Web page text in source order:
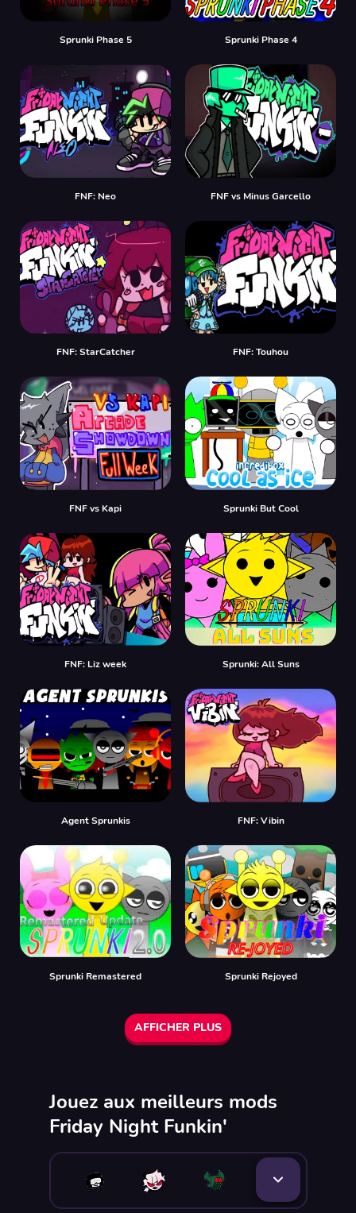
Sprunki Phase 5 Sprunki Phase 4
FNF: Neo FNF vs Minus Garcello
FNF: StarCatcher FNF: Touhou
FNF vs Kapi Sprunki But Cool
FNF: Liz week Sprunki: All Suns
Agent Sprunkis FNF: Vibin
Sprunki Remastered Sprunki Rejoyed
AFFICHER PLUS
Jouez aux meilleurs mods
Friday Night Funkin'